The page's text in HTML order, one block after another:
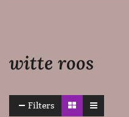
witte roos
Filters